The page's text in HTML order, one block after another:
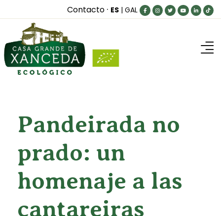
Contacto · ES | GAL
Inicio
Blog
Productos
¿Dónde comprar?
Contacto
Pandeirada no
prado: un
homenaje a las
cantareiras